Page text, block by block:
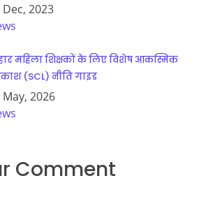
Dec, 2023
महिला शिक्षकों के लिए विशेष आकस्मिक
(SCL) नीति गाइड
May, 2026
Comment